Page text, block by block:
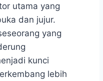
utama yang
dan jujur.
yang
kunci
lebih